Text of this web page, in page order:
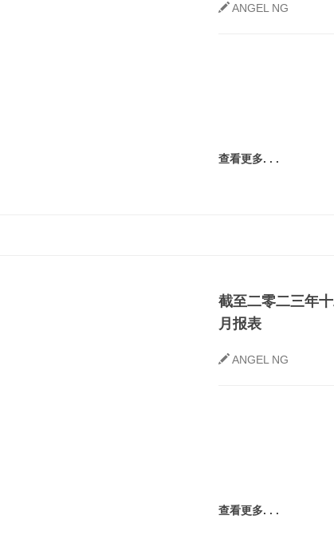
ANGEL NG
查看更多. . .
截至二零二三年
月报表
ANGEL NG
查看更多. . .